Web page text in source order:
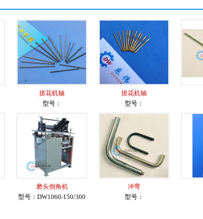
搓花机轴
型号：
搓花机轴
型号：
磨头倒角机
型号：DW1060-150/300
冲弯
型号：